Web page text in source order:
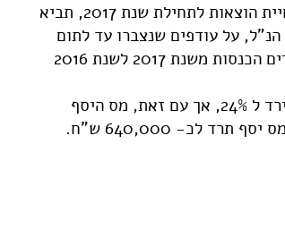
בהתאם לכך, הקדמת הכנסות משנת 2017 לשנת 2016 ודחיית הוצאות לתחילת שנת 2017, תביא
בתקופה הנ"ל, על עודפים שנצברו עד לתום
שנת 2016 כמפורט לעיל. לכן מומלץ במידת האפשר להקדים הכנסות משנת 2017 לשנת 2016
כמו כן, בהתאם לחוק ההסדרים, בשנת 2017 מס החברות ירד ל 24%, אך עם זאת, מס היסף